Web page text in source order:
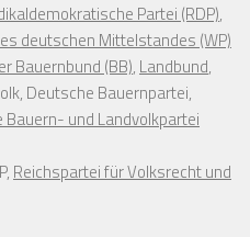
Partei (RDP),
deutschen Mittelstandes (WP)
Bauernbund (BB), Landbund,
Deutsche Bauernpartei,
und Landvolkpartei
Reichspartei für Volksrecht und